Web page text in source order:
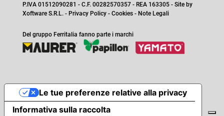
P.IVA 01512090281 - C.F. 00282570357 - REA 163305 - Site by
Xoftware S.R.L. - Privacy Policy - Cookies - Note Legali
Del gruppo Ferritalia fanno parte i marchi
Informativa sulla raccolta
Le tue preferenze relative alla privacy